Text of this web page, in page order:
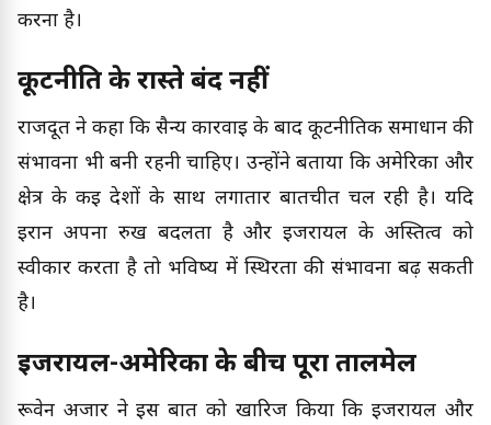
करना है।
कूटनीति के रास्ते बंद नहीं
राजदूत ने कहा कि सैन्य कार्रवाई के बाद कूटनीतिक समाधान की
संभावना भी बनी रहनी चाहिए। उन्होंने बताया कि अमेरिका और
क्षेत्र के कई देशों के साथ लगातार बातचीत चल रही है। यदि
ईरान अपना रुख बदलता है और इजरायल के अस्तित्व को
स्वीकार करता है तो भविष्य में स्थिरता की संभावना बढ़ सकती
है।
इजरायल-अमेरिका के बीच पूरा तालमेल
रूवेन अजार ने इस बात को खारिज किया कि इजरायल और